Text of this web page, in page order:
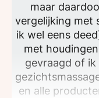
maar
vergelijking met
ik wel eens
met
gevraagd of
en alle